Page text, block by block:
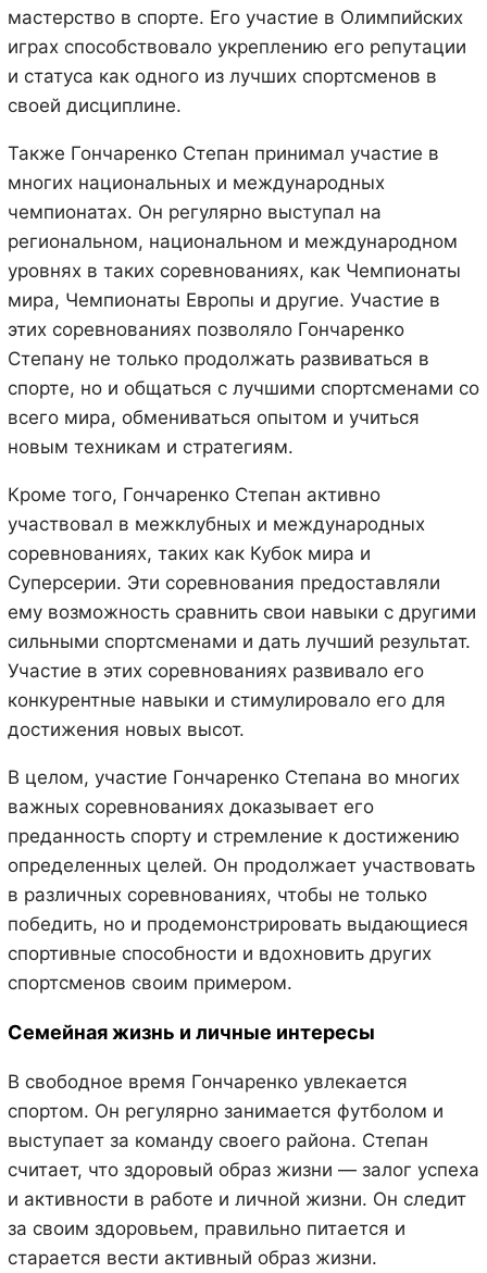
мастерство в спорте. Его участие в Олимпийских
играх способствовало укреплению его репутации
и статуса как одного из лучших спортсменов в
своей дисциплине.
Также Гончаренко Степан принимал участие в
многих национальных и международных
чемпионатах. Он регулярно выступал на
региональном, национальном и международном
уровнях в таких соревнованиях, как Чемпионаты
мира, Чемпионаты Европы и другие. Участие в
этих соревнованиях позволяло Гончаренко
Степану не только продолжать развиваться в
спорте, но и общаться с лучшими спортсменами со
всего мира, обмениваться опытом и учиться
новым техникам и стратегиям.
Кроме того, Гончаренко Степан активно
участвовал в межклубных и международных
соревнованиях, таких как Кубок мира и
Суперсерии. Эти соревнования предоставляли
ему возможность сравнить свои навыки с другими
сильными спортсменами и дать лучший результат.
Участие в этих соревнованиях развивало его
конкурентные навыки и стимулировало его для
достижения новых высот.
В целом, участие Гончаренко Степана во многих
важных соревнованиях доказывает его
преданность спорту и стремление к достижению
определенных целей. Он продолжает участвовать
в различных соревнованиях, чтобы не только
победить, но и продемонстрировать выдающиеся
спортивные способности и вдохновить других
спортсменов своим примером.
Семейная жизнь и личные интересы
В свободное время Гончаренко увлекается
спортом. Он регулярно занимается футболом и
выступает за команду своего района. Степан
считает, что здоровый образ жизни — залог успеха
и активности в работе и личной жизни. Он следит
за своим здоровьем, правильно питается и
старается вести активный образ жизни.